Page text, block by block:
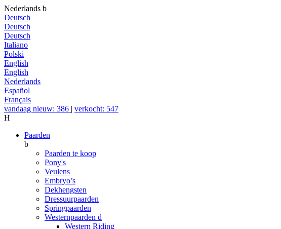
Nederlands b
Deutsch
Deutsch
Deutsch
Italiano
Polski
English
English
Nederlands
Español
Français
vandaag nieuw: 386 | verkocht: 547
H
Paarden
b
Paarden te koop
Pony's
Veulens
Embryo’s
Dekhengsten
Dressuurpaarden
Springpaarden
Westernpaarden d
Western Riding